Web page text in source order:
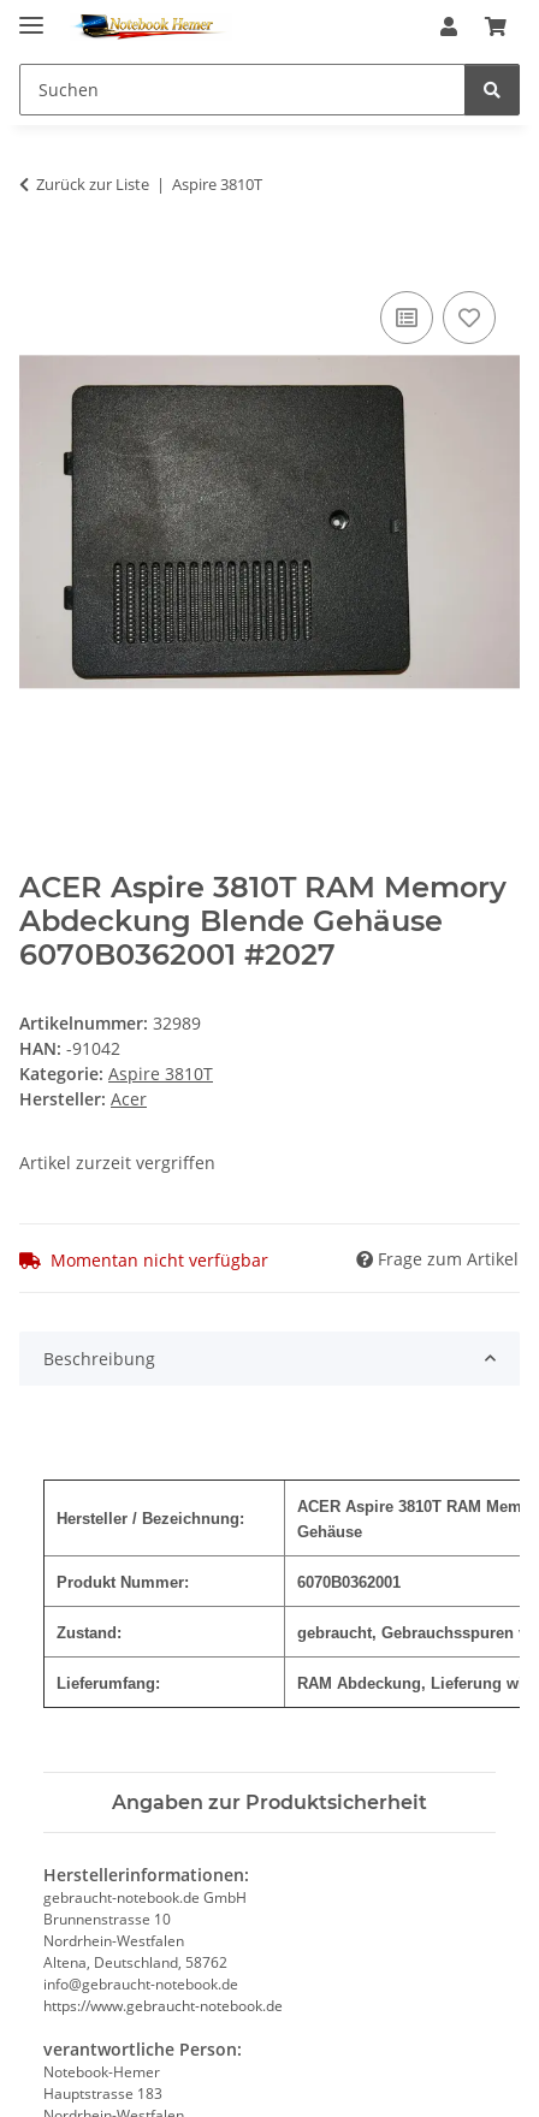
Zurück zur Liste Aspire 3810T
ACER Aspire 3810T RAM Memory
Abdeckung Blende Gehäuse
6070B0362001 #2027
Artikelnummer: 32989
HAN: -91042
Kategorie: Aspire 3810T
Hersteller: Acer
Artikel zurzeit vergriffen
Momentan nicht verfügbar Frage zum Artikel
Beschreibung
Hersteller / Bezeichnung:
ACER Aspire 3810T RAM
Gehäuse
Produkt Nummer: 6070B0362001
Zustand: gebraucht, Gebrauchsspuren
Lieferumfang: RAM Abdeckung, Lieferung wie
Angaben zur Produktsicherheit
Herstellerinformationen:
gebraucht-notebook.de GmbH
Brunnenstrasse 10
Nordrhein-Westfalen
Altena, Deutschland, 58762
info@gebraucht-notebook.de
https://www.gebraucht-notebook.de
verantwortliche Person:
Notebook-Hemer
Hauptstrasse 183